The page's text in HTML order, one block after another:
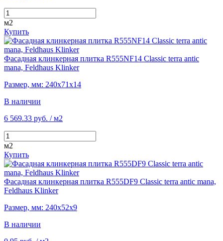
м2
Купить
Фасадная клинкерная плитка R555NF14 Classic terra antic
mana, Feldhaus Klinker
Размер, мм: 240х71х14
В наличии
6 569.33 руб. / м2
м2
Купить
Фасадная клинкерная плитка R555DF9 Classic terra antic mana,
Feldhaus Klinker
Размер, мм: 240х52х9
В наличии